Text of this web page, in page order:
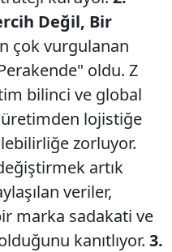
Değil, Bir
çok vurgulanan
oldu. Z
bilinci ve global
lojistiğe
zorluyor.
artık
veriler,
marka sadakati ve
kanıtlıyor. ​3.